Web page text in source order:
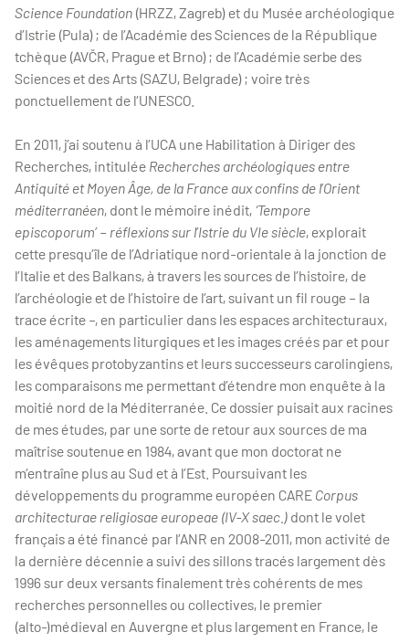
Science Foundation (HRZZ, Zagreb) et du Musée archéologique
d’Istrie (Pula) ; de l’Académie des Sciences de la République
tchèque (AVČR, Prague et Brno) ; de l’Académie serbe des
Sciences et des Arts (SAZU, Belgrade) ; voire très
ponctuellement de l’UNESCO.
En 2011, j’ai soutenu à l’UCA une Habilitation à Diriger des
Recherches, intitulée Recherches archéologiques entre
Antiquité et Moyen Âge, de la France aux confins de l’Orient
méditerranéen, dont le mémoire inédit, ‘Tempore
episcoporum’ – réflexions sur l’Istrie du VIe siècle, explorait
cette presqu’île de l’Adriatique nord-orientale à la jonction de
l’Italie et des Balkans, à travers les sources de l’histoire, de
l’archéologie et de l’histoire de l’art, suivant un fil rouge – la
trace écrite –, en particulier dans les espaces architecturaux,
les aménagements liturgiques et les images créés par et pour
les évêques protobyzantins et leurs successeurs carolingiens,
les comparaisons me permettant d’étendre mon enquête à la
moitié nord de la Méditerranée. Ce dossier puisait aux racines
de mes études, par une sorte de retour aux sources de ma
maîtrise soutenue en 1984, avant que mon doctorat ne
m’entraîne plus au Sud et à l’Est. Poursuivant les
développements du programme européen CARE Corpus
architecturae religiosae europeae (IV-X saec.) dont le volet
français a été financé par l’ANR en 2008-2011, mon activité de
la dernière décennie a suivi des sillons tracés largement dès
1996 sur deux versants finalement très cohérents de mes
recherches personnelles ou collectives, le premier
(alto-)médieval en Auvergne et plus largement en France, le